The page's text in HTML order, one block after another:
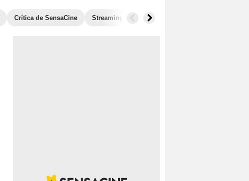
Crítica de SensaCine Streaming Fotos